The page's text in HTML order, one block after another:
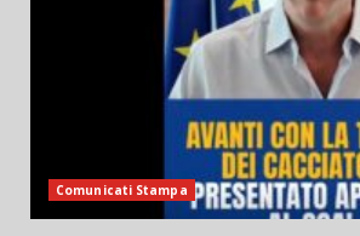
Comunicati Stampa